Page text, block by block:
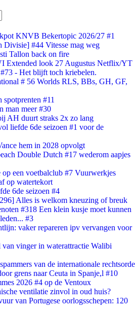
KNVB Bekertopic 2026/27 #1
Divisie] #44 Vitesse mag weg
Tallon back on fire
Extended look 27 Augustus Netflix/YT
- Het blijft toch kriebelen.
# 56 Worlds RLS, BBs, GH, GF,
spotprenten #11
man meer #30
AH duurt straks 2x zo lang
liefde 6de seizoen #1 voor de
hem in 2028 opvolgt
Double Dutch #17 wederom aapjes
op een voetbalclub #7 Vuurwerkjes
op watertekort
6de seizoen #4
Alles is welkom kneuzing of breuk
#318 Een klein kusje moet kunnen
#3
vaker repareren ipv vervangen voor
van vinger in waterattractie Walibi
van de internationale rechtsorde
grens naar Ceuta in Spanje,l #10
2026 #4 op de Ventoux
ventilatie zinvol in oud huis?
van Portugese oorlogsschepen: 120